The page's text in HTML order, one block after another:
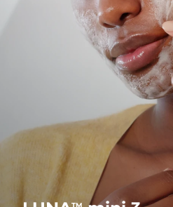
TM
FAQ™ Dual LED Panel
热门产品
西班牙
澳大利亚